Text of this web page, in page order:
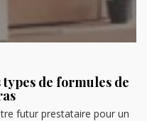
de formules de
futur prestataire pour un